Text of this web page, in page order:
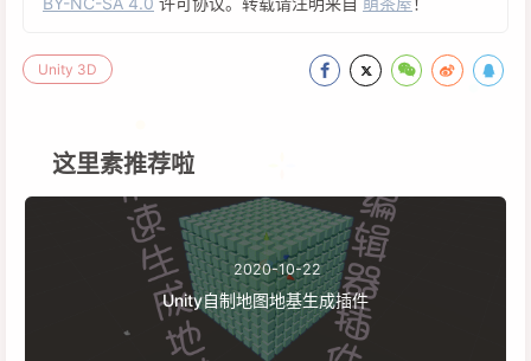
Unity 3D
这里素推荐啦
2020-10-22
Unity自制地图地基生成插件